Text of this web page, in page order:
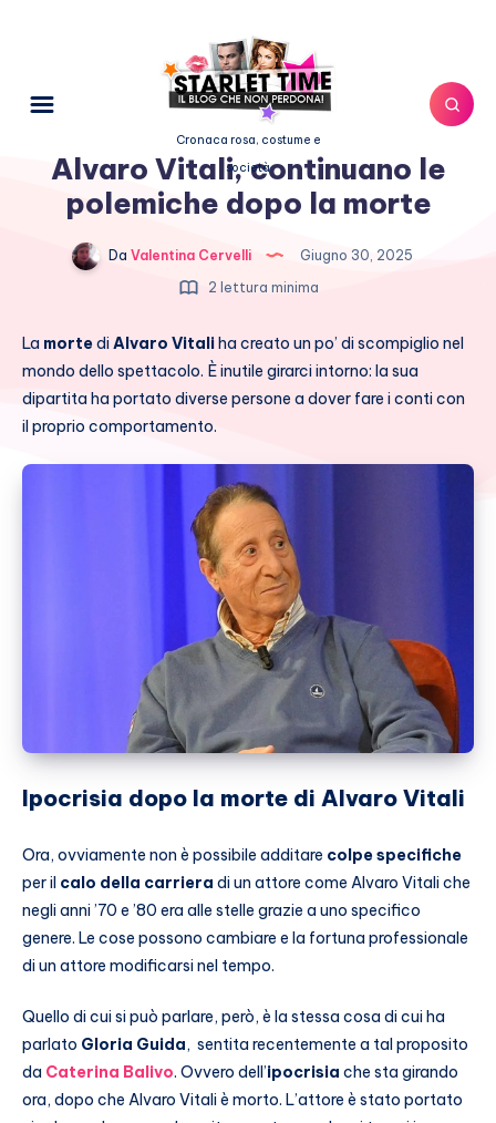
Cronaca rosa, costume e
società
Alvaro Vitali, continuano le
polemiche dopo la morte
Da Valentina Cervelli
Giugno 30, 2025
2 lettura minima
La mortediAlvaro Vitali ha creato un po’ di scompiglio nel
mondo dello spettacolo. È inutile girarci intorno: la sua
dipartita ha portato diverse persone a dover fare i conti con
il proprio comportamento.
Ipocrisia dopo la morte di Alvaro Vitali
Ora, ovviamente non è possibile additare colpe specifiche
per il calo della carriera di un attore come Alvaro Vitali che
negli anni ’70 e ’80 era alle stelle grazie a uno specifico
genere. Le cose possono cambiare e la fortuna professionale
di un attore modificarsi nel tempo.
Quello di cui si può parlare, però, è la stessa cosa di cui ha
parlato Gloria Guida, sentita recentemente a tal proposito
da Caterina Balivo. Ovvero dell’ipocrisia che sta girando
ora, dopo che Alvaro Vitali è morto. L’attore è stato portato